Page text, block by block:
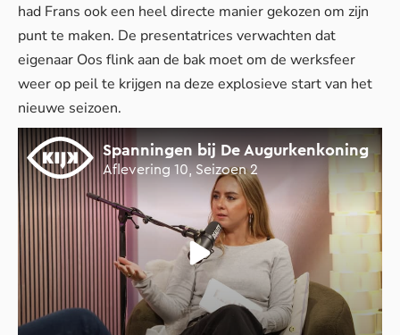
had Frans ook een heel directe manier gekozen om zijn
punt te maken. De presentatrices verwachten dat
eigenaar Oos flink aan de bak moet om de werksfeer
weer op peil te krijgen na deze explosieve start van het
nieuwe seizoen.